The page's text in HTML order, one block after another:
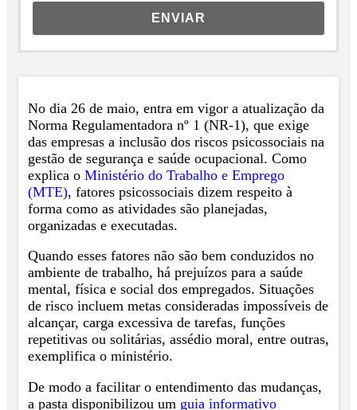
ENVIAR
No dia 26 de maio, entra em vigor a atualização da
Norma Regulamentadora nº 1 (NR-1), que exige
das empresas a inclusão dos riscos psicossociais na
gestão de segurança e saúde ocupacional. Como
explica o Ministério do Trabalho e Emprego
(MTE), fatores psicossociais dizem respeito à
forma como as atividades são planejadas,
organizadas e executadas.
Quando esses fatores não são bem conduzidos no
ambiente de trabalho, há prejuízos para a saúde
mental, física e social dos empregados. Situações
de risco incluem metas consideradas impossíveis de
alcançar, carga excessiva de tarefas, funções
repetitivas ou solitárias, assédio moral, entre outras,
exemplifica o ministério.
De modo a facilitar o entendimento das mudanças,
a pasta disponibilizou um guia informativo